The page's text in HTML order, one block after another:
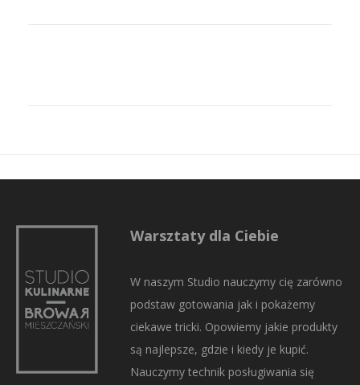
Warsztaty dla Ciebie
W naszym Studio nauczymy cię zarówno
podstaw gotowania jak i pokażemy
ciekawe tricki. Opowiemy jakie produkty
są najlepsze, gdzie i kiedy je kupić.
Nauczymy technik posługiwania się